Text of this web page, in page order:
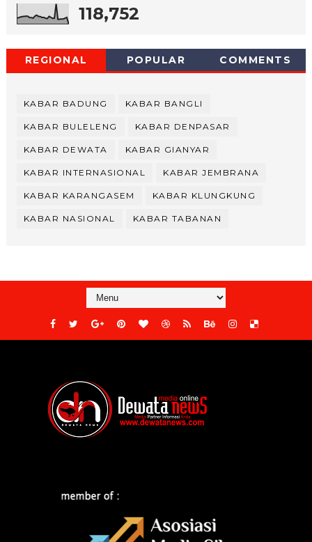
118,752
REGIONAL POPULAR COMMENTS
KABAR BADUNG KABAR BANGLI
KABAR BULELENG KABAR DENPASAR
KABAR DEWATA KABAR GIANYAR
KABAR INTERNASIONAL KABAR JEMBRANA
KABAR KARANGASEM KABAR KLUNGKUNG
KABAR NASIONAL KABAR TABANAN